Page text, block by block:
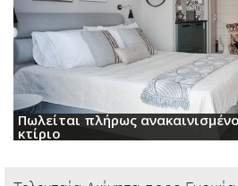
Πωλείται πλήρως
κτίριο